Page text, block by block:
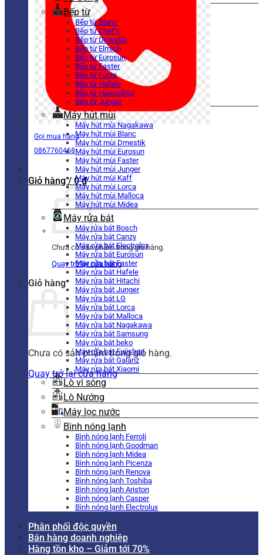
Gọi mua hàng
0867760468
Giỏ hàng / 0₫
Chưa có sản phẩm trong giỏ hàng.
Quay trở lại cửa hàng
Giỏ hàng
Chưa có sản phẩm trong giỏ hàng.
Quay trở lại cửa hàng
Bếp từ
Bếp từ Blanc
Bếp từ Chef’s
Bếp từ Dmestik
Bếp từ Elmich
Bếp từ Eurosun
Bếp từ Faster
Bếp từ Forza
Bếp từ Hafele
Bếp từ Hawonkoo
Bếp từ Junger
Máy hút mùi
Máy hút mùi Nagakawa
Máy hút mùi Blanc
Máy hút mùi Dmestik
Máy hút mùi Eurosun
Máy hút mùi Faster
Máy hút mùi Junger
Máy hút mùi Kaff
Máy hút mùi Lorca
Máy hút mùi Malloca
Máy hút mùi Midea
Máy rửa bát
Máy rửa bát Bosch
Máy rửa bát Canzy
Máy rửa bát Electrolux
Máy rửa bát Eurosun
Máy rửa bát Faster
Máy rửa bát Hafele
Máy rửa bát Hitachi
Máy rửa bát Junger
Máy rửa bát LG
Máy rửa bát Lorca
Máy rửa bát Malloca
Máy rửa bát Nagakawa
Máy rửa bát Samsung
Máy rửa bát beko
Máy rửa bát Fujishan
Máy rửa bát Galanz
Máy rửa bát Xiaomi
Lò vi sóng
Lò Nướng
Máy lọc nước
Bình nóng lạnh
Bình nóng lạnh Ferroli
Bình nóng lạnh Goodman
Bình nóng lạnh Midea
Bình nóng lạnh Picenza
Bình nóng lạnh Renova
Bình nóng lạnh Toshiba
Bình nóng lạnh Ariston
Bình nóng lạnh Casper
Bình nóng lạnh Electrolux
Phân phối độc quyền
Bán hàng doanh nghiệp
Hàng tồn kho – Giảm tới 70%